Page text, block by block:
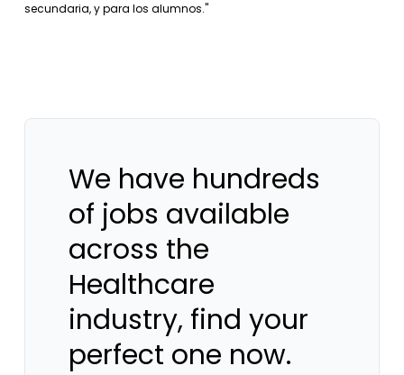
secundaria, y para los alumnos."
We have hundreds
of jobs available
across the
Healthcare
industry, find your
perfect one now.